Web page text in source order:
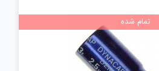
تمام شده